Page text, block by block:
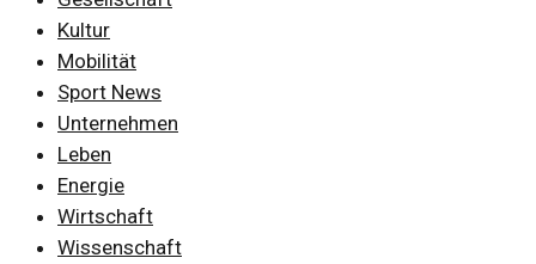
Kultur
Mobilität
Sport News
Unternehmen
Leben
Energie
Wirtschaft
Wissenschaft